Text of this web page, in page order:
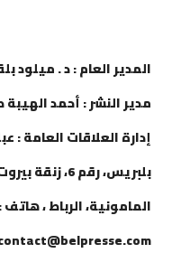
المدير العام : د . ميلود بلقاضي
مدير النشر : أحمد الهيبة صمداني
إدارة العلاقات العامة : عبلة مجبر